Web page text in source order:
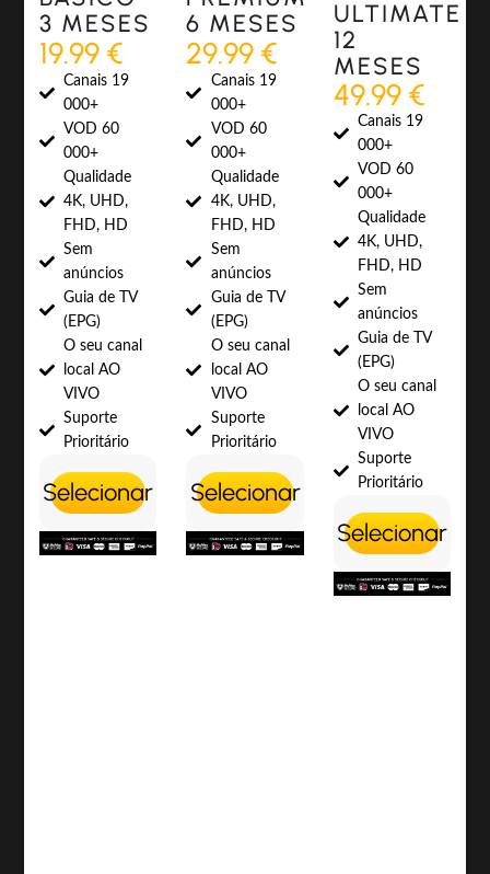
3 MESES
19.99 €
Canais 19
000+
VOD 60
000+
Qualidade
4K, UHD,
FHD, HD
Sem
anúncios
Guia de TV
(EPG)
O seu canal
local AO
VIVO
Suporte
Prioritário
Selecionar
6 MESES
29.99 €
Canais 19
000+
VOD 60
000+
Qualidade
4K, UHD,
FHD, HD
Sem
anúncios
Guia de TV
(EPG)
O seu canal
local AO
VIVO
Suporte
Prioritário
Selecionar
ULTIMATE
12
MESES
49.99 €
Canais 19
000+
VOD 60
000+
Qualidade
4K, UHD,
FHD, HD
Sem
anúncios
Guia de TV
(EPG)
O seu canal
local AO
VIVO
Suporte
Prioritário
Selecionar